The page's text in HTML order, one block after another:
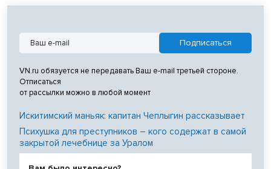
VN.ru обязуется не передавать Ваш e-mail третьей стороне.
Отписаться
от рассылки можно в любой момент
Искитимский маньяк: капитан Чеплыгин рассказывает
Психушка для преступников – кого содержат в самой
закрытой лечебнице за Уралом